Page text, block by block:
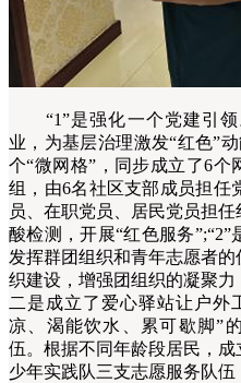
“1”是强化一个党建引领
业，为基层治理激发“红色”
个“微网格”，同步成立了6个
组，由6名社区支部成员担任
员、在职党员、居民党员担
酸检测，开展“红色服务
发挥群团组织和青年志愿者
织建设，增强团组织的凝聚力
二是成立了爱心驿站让户外
凉、渴能饮水、累可歇脚”
伍。根据不同年龄段居民，
少年实践队三支志愿服务队